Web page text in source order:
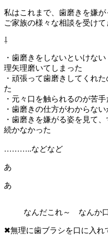
私はこれまで、歯磨きを嫌
ご家族の様々な相談を受け
⇩
・歯磨きをしないといけな
理矢理磨いてしまった
・頑張って歯磨きしてくれ
た
・元々口を触られるのが苦手
・歯磨きの仕方がわからな
・歯磨きを嫌がる姿を見て
続かなかった
………..などなど
あ
あ
なんだこれ～ なんか
✖無理に歯ブラシを口に入れ